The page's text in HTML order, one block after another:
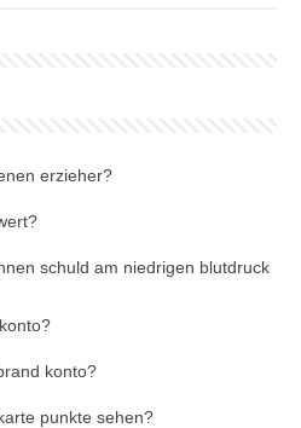
erzieher?
schuld am niedrigen blutdruck
konto?
punkte sehen?